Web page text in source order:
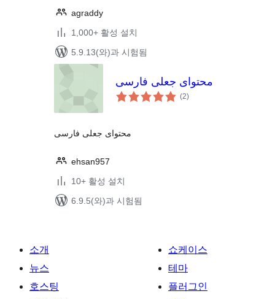
agraddy
1,000+ 활성 설치
5.9.13(와)과 시험됨
محتوای جعلی فارسی
(2전
체)
محتوای جعلی فارسی
ehsan957
10+ 활성 설치
6.9.5(와)과 시험됨
소개
뉴스
호스팅
쇼케이스
테마
플러그인